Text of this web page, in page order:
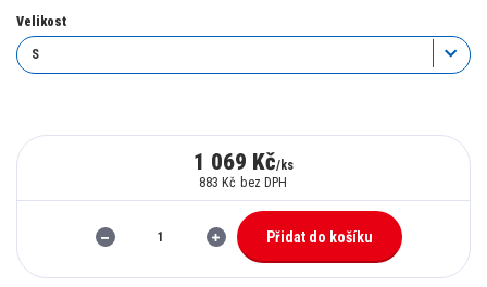
Velikost
1 069 Kč/ks
883 Kč bez DPH
Přidat do košíku